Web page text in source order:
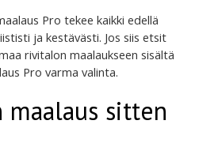
Pro tekee kaikki edellä
ja kestävästi. Jos siis etsit
rivitalon maalaukseen sisältä
Pro varma valinta.
sitten